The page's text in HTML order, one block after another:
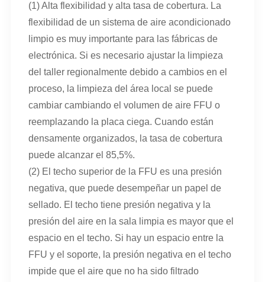
(1) Alta flexibilidad y alta tasa de cobertura. La
flexibilidad de un sistema de aire acondicionado
limpio es muy importante para las fábricas de
electrónica. Si es necesario ajustar la limpieza
del taller regionalmente debido a cambios en el
proceso, la limpieza del área local se puede
cambiar cambiando el volumen de aire FFU o
reemplazando la placa ciega. Cuando están
densamente organizados, la tasa de cobertura
puede alcanzar el 85,5%.
(2) El techo superior de la FFU es una presión
negativa, que puede desempeñar un papel de
sellado. El techo tiene presión negativa y la
presión del aire en la sala limpia es mayor que el
espacio en el techo. Si hay un espacio entre la
FFU y el soporte, la presión negativa en el techo
impide que el aire que no ha sido filtrado